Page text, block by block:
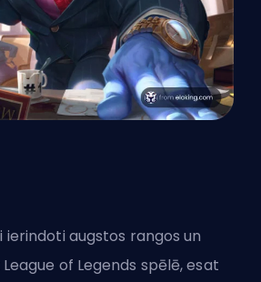
ierindoti augstos rangos un
of Legends spēlē, esat